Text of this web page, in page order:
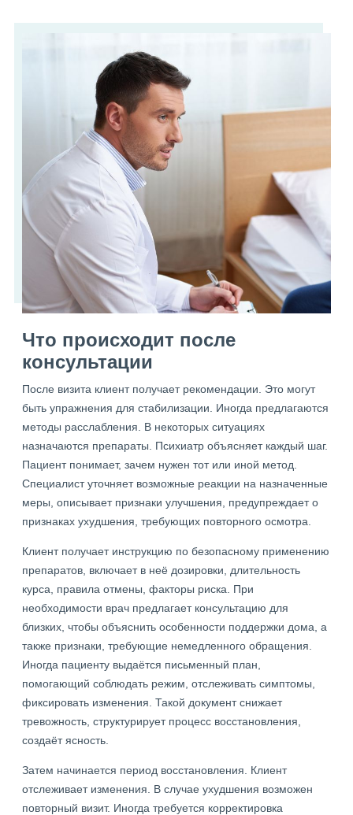
Что происходит после
консультации
После визита клиент получает рекомендации. Это могут
быть упражнения для стабилизации. Иногда предлагаются
методы расслабления. В некоторых ситуациях
назначаются препараты. Психиатр объясняет каждый шаг.
Пациент понимает, зачем нужен тот или иной метод.
Специалист уточняет возможные реакции на назначенные
меры, описывает признаки улучшения, предупреждает о
признаках ухудшения, требующих повторного осмотра.
Клиент получает инструкцию по безопасному применению
препаратов, включает в неё дозировки, длительность
курса, правила отмены, факторы риска. При
необходимости врач предлагает консультацию для
близких, чтобы объяснить особенности поддержки дома, а
также признаки, требующие немедленного обращения.
Иногда пациенту выдаётся письменный план,
помогающий соблюдать режим, отслеживать симптомы,
фиксировать изменения. Такой документ снижает
тревожность, структурирует процесс восстановления,
создаёт ясность.
Затем начинается период восстановления. Клиент
отслеживает изменения. В случае ухудшения возможен
повторный визит. Иногда требуется корректировка